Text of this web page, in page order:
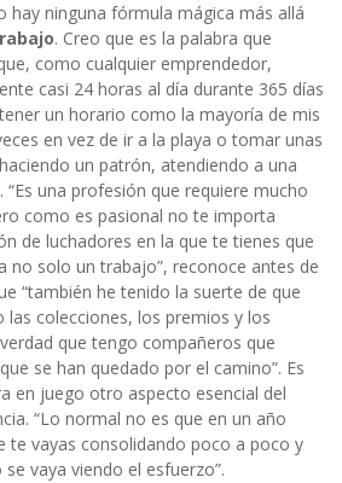
hay ninguna fórmula mágica más allá
. Creo que es la palabra que
como cualquier emprendedor,
casi 24 horas al día durante 365 días
un horario como la mayoría de mis
en vez de ir a la playa o tomar unas
un patrón, atendiendo a una
una profesión que requiere mucho
como es pasional no te importa
de luchadores en la que te tienes que
no solo un trabajo”, reconoce antes de
“también he tenido la suerte de que
las colecciones, los premios y los
que tengo compañeros que
se han quedado por el camino”. Es
en juego otro aspecto esencial del
“Lo normal no es que en un año
te vayas consolidando poco a poco y
vaya viendo el esfuerzo”.